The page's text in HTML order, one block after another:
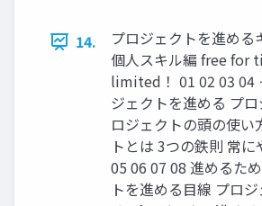
14.
プロジェクトを進める
個人スキル編 free for
limited！ 01 02 03 04
ジェクトを進める プ
ロジェクトの頭の使い
トとは 3つの鉄則 常に
05 06 07 08 進めるた
トを進める目線 プロ